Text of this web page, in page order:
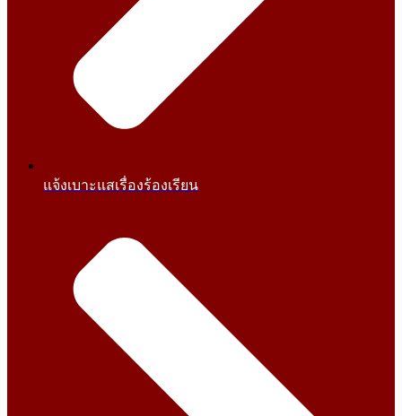
แจ้งเบาะแสเรื่องร้องเรียน